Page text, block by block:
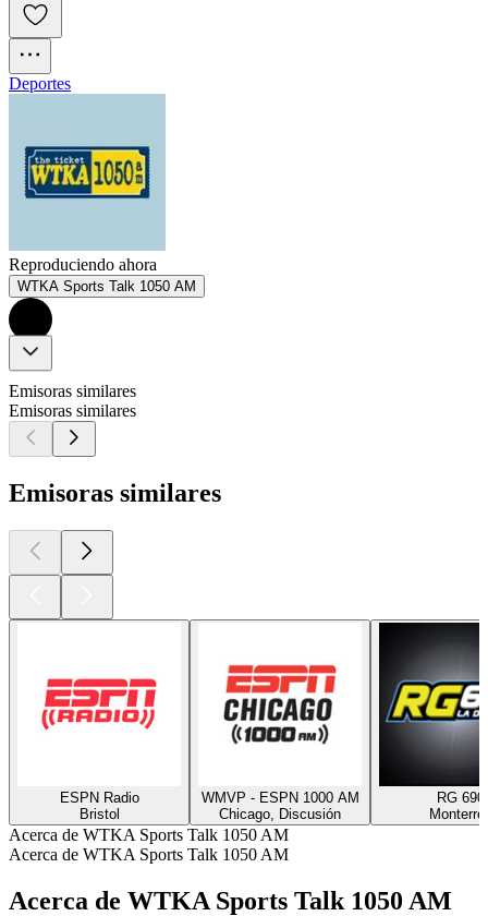
Deportes
Reproduciendo ahora
WTKA Sports Talk 1050 AM
Emisoras similares
Emisoras similares
Emisoras similares
ESPN Radio
Bristol
WMVP - ESPN 1000 AM
Chicago, Discusión
RG 690
Acerca de WTKA Sports Talk 1050 AM
Acerca de WTKA Sports Talk 1050 AM
Acerca de WTKA Sports Talk 1050 AM